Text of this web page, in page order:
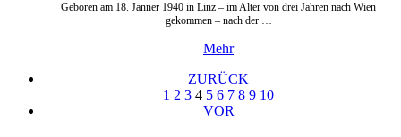
Geboren am 18. Jänner 1940 in Linz – im Alter von drei Jahren nach Wien
gekommen – nach der …
Mehr
ZURÜCK
1 2 3 4 5 6 7 8 9 10
VOR